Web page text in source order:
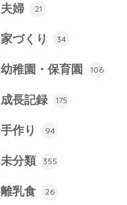
夫婦 21
家づくり 34
幼稚園・保育園 106
成長記録 175
手作り 94
未分類 355
離乳食 26